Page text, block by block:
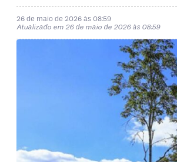
26 de maio de 2026 às 08:59
Atualizado em 26 de maio de 2026 às 08:59